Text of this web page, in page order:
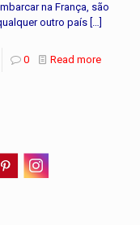
na França, são
outro país […]
0 Read more